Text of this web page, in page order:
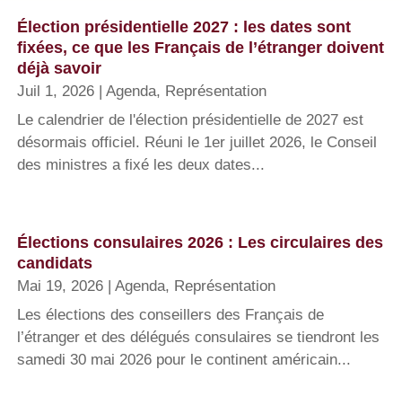
Élection présidentielle 2027 : les dates sont
fixées, ce que les Français de l’étranger doivent
déjà savoir
Juil 1, 2026 | Agenda, Représentation
Le calendrier de l'élection présidentielle de 2027 est
désormais officiel. Réuni le 1er juillet 2026, le Conseil
des ministres a fixé les deux dates...
Élections consulaires 2026 : Les circulaires des
candidats
Mai 19, 2026 | Agenda, Représentation
Les élections des conseillers des Français de
l’étranger et des délégués consulaires se tiendront les
samedi 30 mai 2026 pour le continent américain...